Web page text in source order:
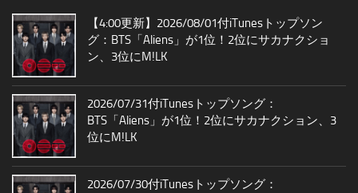
【4:00更新】2026/08/01付iTunesトップソン
グ：BTS「Aliens」が1位！2位にサカナクショ
ン、3位にM!LK
2026/07/31付iTunesトップソング：
BTS「Aliens」が1位！2位にサカナクション、3
位にM!LK
2026/07/30付iTunesトップソング：